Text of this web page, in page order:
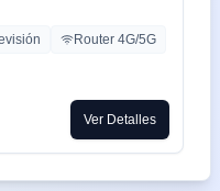
Router 4G/5G
Ver Detalles